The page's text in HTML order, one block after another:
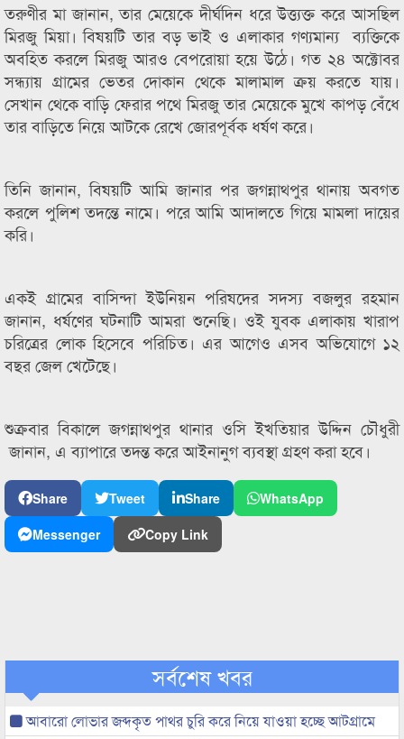
তরুণীর মা জানান, তার মেয়েকে দীর্ঘদিন ধরে উত্ত্যক্ত করে আসছিল
মিরজু মিয়া। বিষয়টি তার বড় ভাই ও এলাকার গণ্যমান্য ব্যক্তিকে
অবহিত করলে মিরজু আরও বেপরোয়া হয়ে উঠে। গত ২৪ অক্টোবর
সন্ধ্যায় গ্রামের ভেতর দোকান থেকে মালামাল ক্রয় করতে যায়।
সেখান থেকে বাড়ি ফেরার পথে মিরজু তার মেয়েকে মুখে কাপড় বেঁধে
তার বাড়িতে নিয়ে আটকে রেখে জোরপূর্বক ধর্ষণ করে।
তিনি জানান, বিষয়টি আমি জানার পর জগন্নাথপুর থানায় অবগত
করলে পুলিশ তদন্তে নামে। পরে আমি আদালতে গিয়ে মামলা দায়ের
করি।
একই গ্রামের বাসিন্দা ইউনিয়ন পরিষদের সদস্য বজলুর রহমান
জানান, ধর্ষণের ঘটনাটি আমরা শুনেছি। ওই যুবক এলাকায় খারাপ
চরিত্রের লোক হিসেবে পরিচিত। এর আগেও এসব অভিযোগে ১২
বছর জেল খেটেছে।
শুক্রবার বিকালে জগন্নাথপুর থানার ওসি ইখতিয়ার উদ্দিন চৌধুরী
জানান, এ ব্যাপারে তদন্ত করে আইনানুগ ব্যবস্থা গ্রহণ করা হবে।
Share Tweet Share
WhatsApp
Messenger
Copy Link
সর্বশেষ খবর
আবারো লোভার জব্দকৃত পাথর চুরি করে নিয়ে যাওয়া হচ্ছে আটগ্রামে